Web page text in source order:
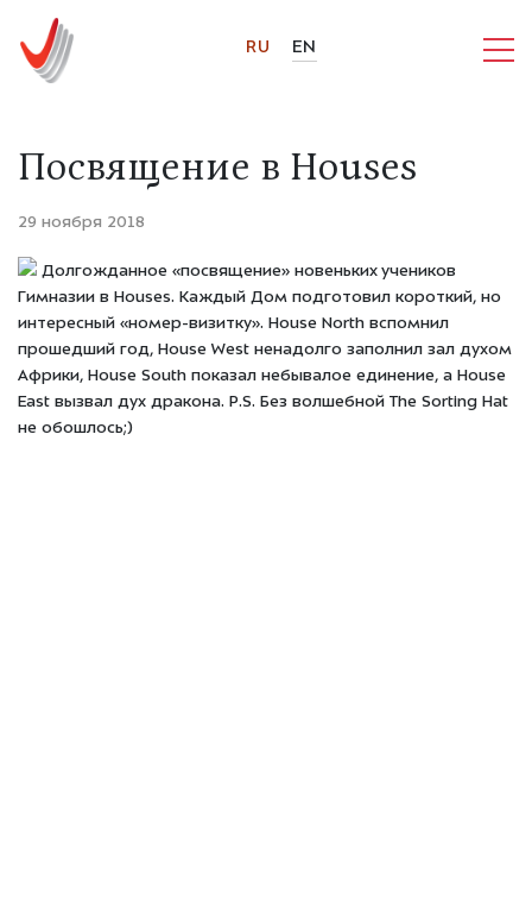
RU EN
Посвящение в Houses
29 ноября 2018
Долгожданное «посвящение» новеньких учеников
Гимназии в Houses. Каждый Дом подготовил короткий, но
интересный «номер-визитку». House North вспомнил
прошедший год, House West ненадолго заполнил зал духом
Африки, House South показал небывалое единение, а House
East вызвал дух дракона. P.S. Без волшебной The Sorting Hat
не обошлось;)